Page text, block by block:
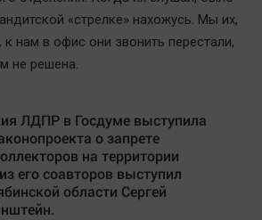
«стрелке» нахожусь. Мы их,
к нам в офис они звонить перестали,
не решена.
ЛДПР в Госдуме выступила
о запрете
на территории
его соавторов выступил
области Сергей